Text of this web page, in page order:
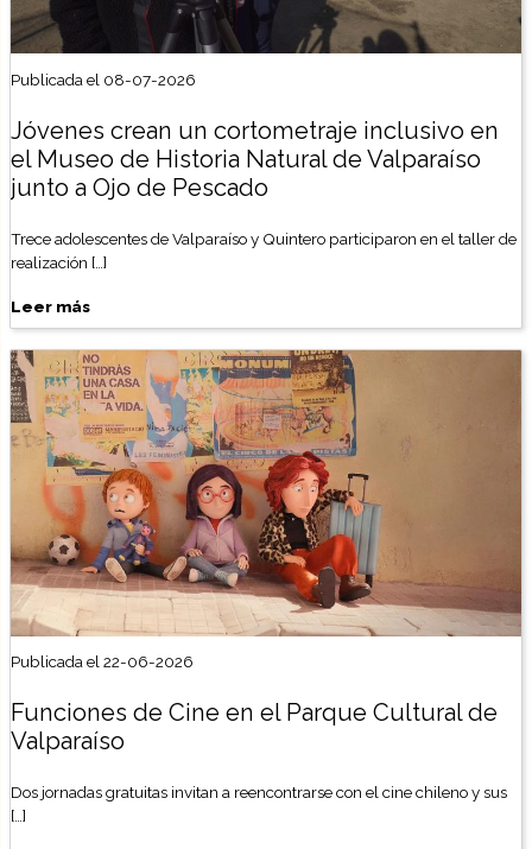
Publicada el 08-07-2026
Jóvenes crean un cortometraje inclusivo en
el Museo de Historia Natural de Valparaíso
junto a Ojo de Pescado
Trece adolescentes de Valparaíso y Quintero participaron en el taller de
realización […]
Leer más
Publicada el 22-06-2026
Funciones de Cine en el Parque Cultural de
Valparaíso
Dos jornadas gratuitas invitan a reencontrarse con el cine chileno y sus
[…]